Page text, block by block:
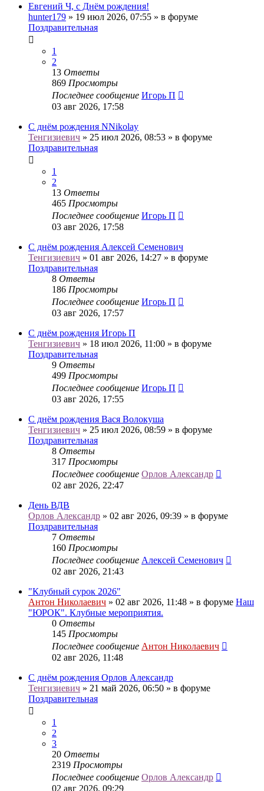
Евгений Ч, с Днём рождения!
hunter179 » 19 июл 2026, 07:55 » в форуме
Поздравительная
1
2
13 Ответы
869 Просмотры
Последнее сообщение Игорь П
03 авг 2026, 17:58
С днём рождения NNikolay
Тенгизиевич » 25 июл 2026, 08:53 » в форуме
Поздравительная
1
2
13 Ответы
465 Просмотры
Последнее сообщение Игорь П
03 авг 2026, 17:58
С днём рождения Алексей Семенович
Тенгизиевич » 01 авг 2026, 14:27 » в форуме
Поздравительная
8 Ответы
186 Просмотры
Последнее сообщение Игорь П
03 авг 2026, 17:57
С днём рождения Игорь П
Тенгизиевич » 18 июл 2026, 11:00 » в форуме
Поздравительная
9 Ответы
499 Просмотры
Последнее сообщение Игорь П
03 авг 2026, 17:55
С днём рождения Вася Волокуша
Тенгизиевич » 25 июл 2026, 08:59 » в форуме
Поздравительная
8 Ответы
317 Просмотры
Последнее сообщение Орлов Александр
02 авг 2026, 22:47
День ВДВ
Орлов Александр » 02 авг 2026, 09:39 » в форуме
Поздравительная
7 Ответы
160 Просмотры
Последнее сообщение Алексей Семенович
02 авг 2026, 21:43
"Клубный сурок 2026"
Антон Николаевич » 02 авг 2026, 11:48 » в форуме Наш
"ЮРОК". Клубные мероприятия.
0 Ответы
145 Просмотры
Последнее сообщение Антон Николаевич
02 авг 2026, 11:48
С днём рождения Орлов Александр
Тенгизиевич » 21 май 2026, 06:50 » в форуме
Поздравительная
1
2
3
20 Ответы
2319 Просмотры
Последнее сообщение Орлов Александр
02 авг 2026, 09:29